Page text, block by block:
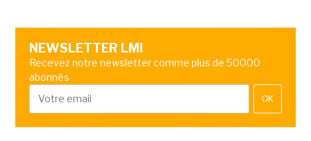
NEWSLETTER LMI
Recevez notre newsletter comme plus de 50000
abonnés
OK